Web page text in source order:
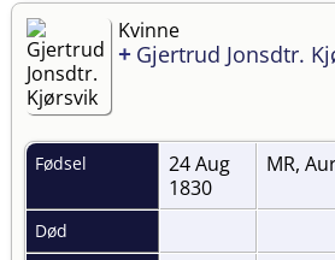
Kvinne
+ Gjertrud Jonsdtr.
Fødsel
24 Aug
1830
MR,
Død